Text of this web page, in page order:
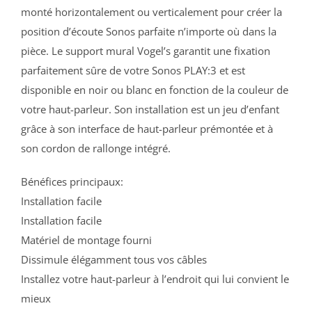
monté horizontalement ou verticalement pour créer la
position d’écoute Sonos parfaite n’importe où dans la
pièce. Le support mural Vogel’s garantit une fixation
parfaitement sûre de votre Sonos PLAY:3 et est
disponible en noir ou blanc en fonction de la couleur de
votre haut-parleur. Son installation est un jeu d’enfant
grâce à son interface de haut-parleur prémontée et à
son cordon de rallonge intégré.
Bénéfices principaux:
Installation facile
Installation facile
Matériel de montage fourni
Dissimule élégamment tous vos câbles
Installez votre haut-parleur à l’endroit qui lui convient le
mieux